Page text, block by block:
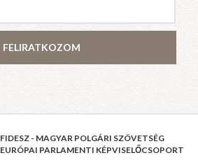
FELIRATKOZOM
FIDESZ - MAGYAR POLGÁRI SZÖVETSÉG
EURÓPAI PARLAMENTI KÉPVISELŐCSOPORT